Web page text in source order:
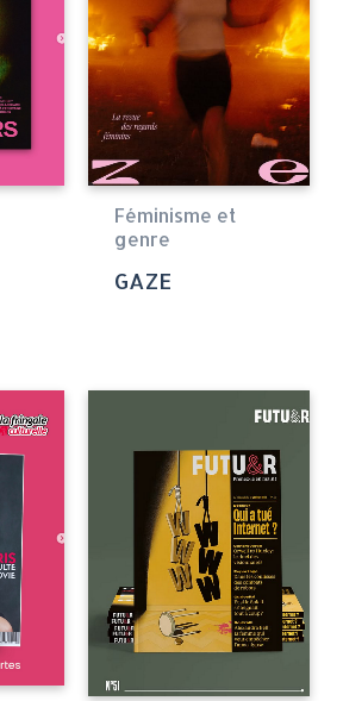
Féminisme et
genre
GAZE